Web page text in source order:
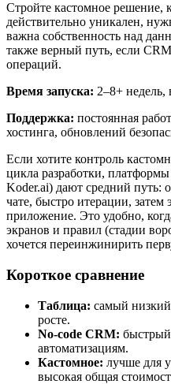
Стройте кастомное решение,
действительно уникален,
важна собственность над
также верный путь, если
операций.
Время запуска: 2–8+ недель,
Поддержка: постоянная
хостинга, обновлений
Если хотите контроль
цикла разработки,
Koder.ai) дают средний путь:
чате, быстро итерации, затем
приложение. Это удобно,
экранов и правил (стадии
хочется переинжинирить
Короткое сравнение
Таблица: самый
росте.
No-code CRM: быстрый
автоматизациям.
Кастомное: лучше для
высокая общая